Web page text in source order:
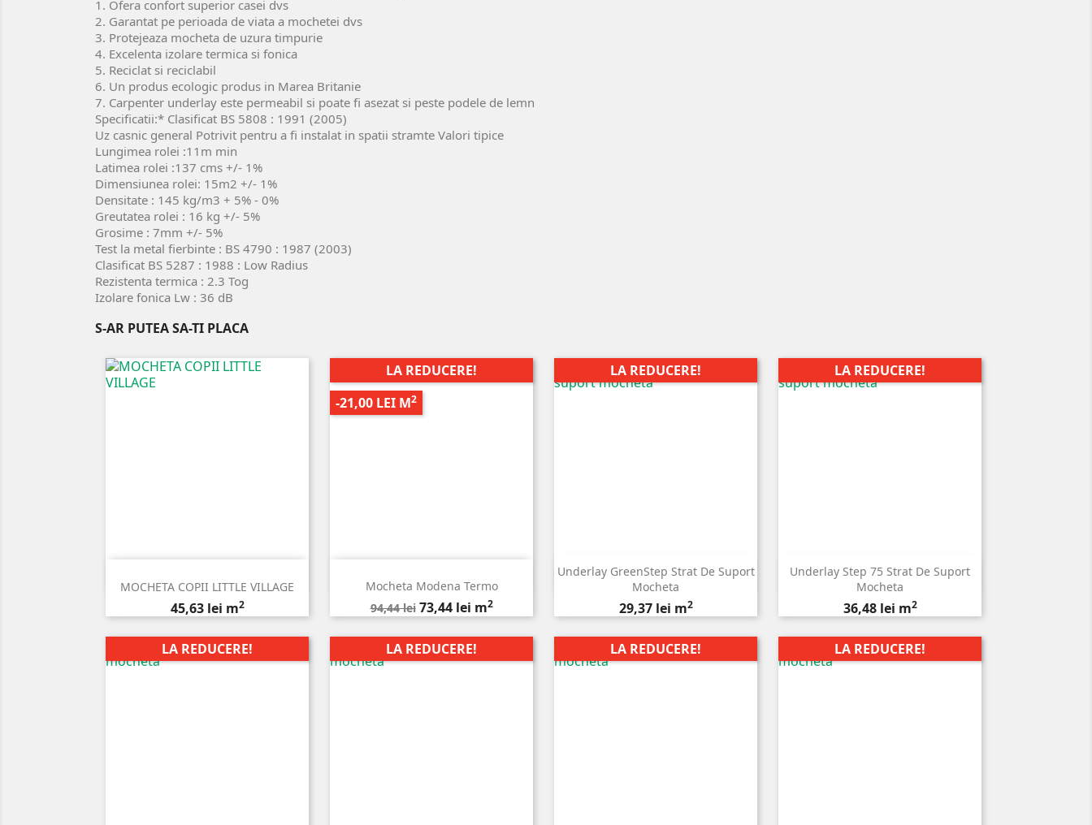
1. Ofera confort superior casei dvs
2. Garantat pe perioada de viata a mochetei dvs
3. Protejeaza mocheta de uzura timpurie
4. Excelenta izolare termica si fonica
5. Reciclat si reciclabil
6. Un produs ecologic produs in Marea Britanie
7. Carpenter underlay este permeabil si poate fi asezat si peste podele de lemn
Specificatii:* Clasificat BS 5808 : 1991 (2005)
Uz casnic general Potrivit pentru a fi instalat in spatii stramte Valori tipice
Lungimea rolei :11m min
Latimea rolei :137 cms +/- 1%
Dimensiunea rolei: 15m2 +/- 1%
Densitate : 145 kg/m3 + 5% - 0%
Greutatea rolei : 16 kg +/- 5%
Grosime : 7mm +/- 5%
Test la metal fierbinte : BS 4790 : 1987 (2003)
Clasificat BS 5287 : 1988 : Low Radius
Rezistenta termica : 2.3 Tog
Izolare fonica Lw : 36 dB
S-AR PUTEA SA-TI PLACA
MOCHETA COPII LITTLE VILLAGE
Pret
45,63 lei m2
Mocheta Modena Termo
Pret
de
baza
94,44 lei Pret
73,44 lei m2
LA REDUCERE!
-21,00 LEI M2

Underlay GreenStep Strat De Suport
Mocheta
Pret
29,37 lei m2
LA REDUCERE!
 Vizualizare rapida
Underlay Step 75 Strat De Suport
Mocheta
Pret
36,48 lei m2
LA REDUCERE!
 Vizualizare rapida
LA REDUCERE! LA REDUCERE! LA REDUCERE! LA REDUCERE!